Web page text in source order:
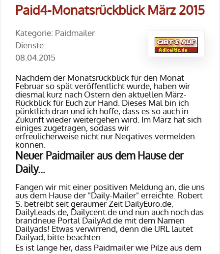
Paid4-Monatsrückblick März 2015
Kategorie: Paidmailer
Dienste:
08.04.2015
Nachdem der Monatsrückblick für den Monat
Februar so spät veröffentlicht wurde, haben wir
diesmal kurz nach Ostern den aktuellen März-
Rückblick für Euch zur Hand. Dieses Mal bin ich
pünktlich dran und ich hoffe, dass es so auch in
Zukunft wieder weitergehen wird. Im März hat sich
einiges zugetragen, sodass wir
erfreulicherweise nicht nur Negatives vermelden
können.
Neuer Paidmailer aus dem Hause der
Daily...
Fangen wir mit einer positiven Meldung an, die uns
aus dem Hause der "Daily-Mailer" erreichte. Robert
S. betreibt seit geraumer Zeit DailyEuro.de,
DailyLeads.de, Dailycent.de und nun auch noch das
brandneue Portal DailyAd.de mit dem Namen
Dailyads! Etwas verwirrend, denn die URL lautet
Dailyad, bitte beachten.
Es ist lange her, dass Paidmailer wie Pilze aus dem